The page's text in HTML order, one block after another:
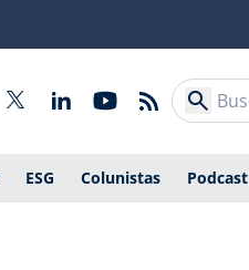
ESG Colunistas Podcast